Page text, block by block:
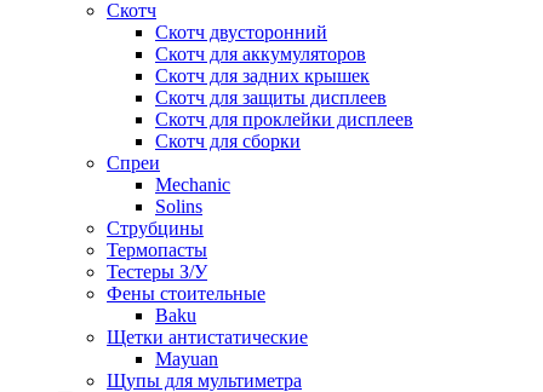
Скотч
Скотч двусторонний
Скотч для аккумуляторов
Скотч для задних крышек
Скотч для защиты дисплеев
Скотч для проклейки дисплеев
Скотч для сборки
Спреи
Mechanic
Solins
Струбцины
Термопасты
Тестеры З/У
Фены стоительные
Baku
Щетки антистатические
Mayuan
Щупы для мультиметра